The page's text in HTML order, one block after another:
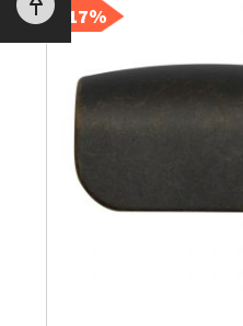
17%-